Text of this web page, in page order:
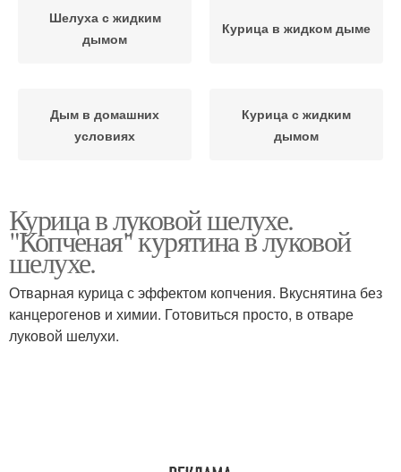
Шелуха с жидким
дымом
Курица в жидком дыме
Дым в домашних
условиях
Курица с жидким
дымом
Курица в луковой шелухе.
"Копченая" курятина в луковой
шелухе.
Отварная курица с эффектом копчения. Вкуснятина без
канцерогенов и химии. Готовиться просто, в отваре
луковой шелухи.